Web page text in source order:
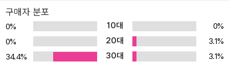
독특한 구성과 다양한 즐길거리들로 가득한 그림책! 통통 튀는 개성
으로 똘똘 뭉친 곽이는 때로는 귀엽게, 때로는 능청스럽게, 때로는 장
난기 가득한 개구쟁이 같은 모습으로 등장하여 작품의 분위기를 시종
일관 유쾌하고 재미있게 만든다. 주변 상황에 아랑곳하지 않고, 자신
구매자 분포
0% 10대
0%
0%
20대
3.1%
34.4%
30대
3.1%